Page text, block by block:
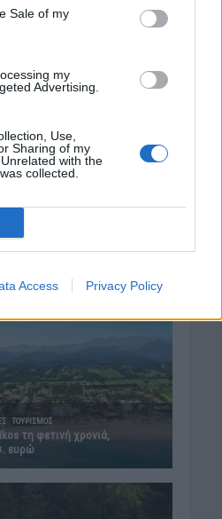
Sale of my
my
Advertising.
Use,
Sharing of my
with the
collected.
Access Privacy Policy
• ΔΉΜΟΣ ΚΙΣΆΜΟΥ
γλέντι με τον
2026 13:59